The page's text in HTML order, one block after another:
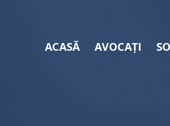
ACASĂ AVOCAȚI